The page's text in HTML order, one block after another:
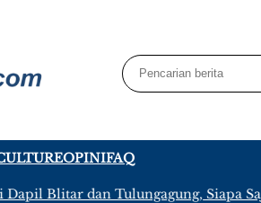
OPINIFAQ
Blitar dan Tulungagung, Siapa Saja?|